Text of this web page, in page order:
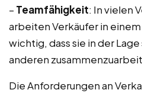
– Teamfähigkeit: In vielen
arbeiten Verkäufer in einem
wichtig, dass sie in der
anderen
Die Anforderungen an